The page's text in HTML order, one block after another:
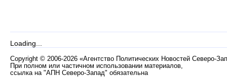
Loading...
Copyright © 2006-2026 «Агентство Политических Новостей Северо-
При полном или частичном использовании материалов,
ссылка на "АПН Северо-Запад" обязательна